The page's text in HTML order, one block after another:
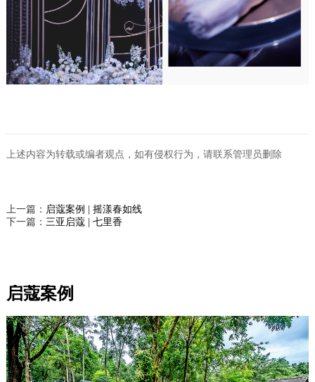
上述内容为转载或编者观点，如有侵权行为，请联系管理员删除
上一篇： 启蔻案例 | 摇漾春如线
下一篇： 三亚启蔻 | 七里香
启蔻案例